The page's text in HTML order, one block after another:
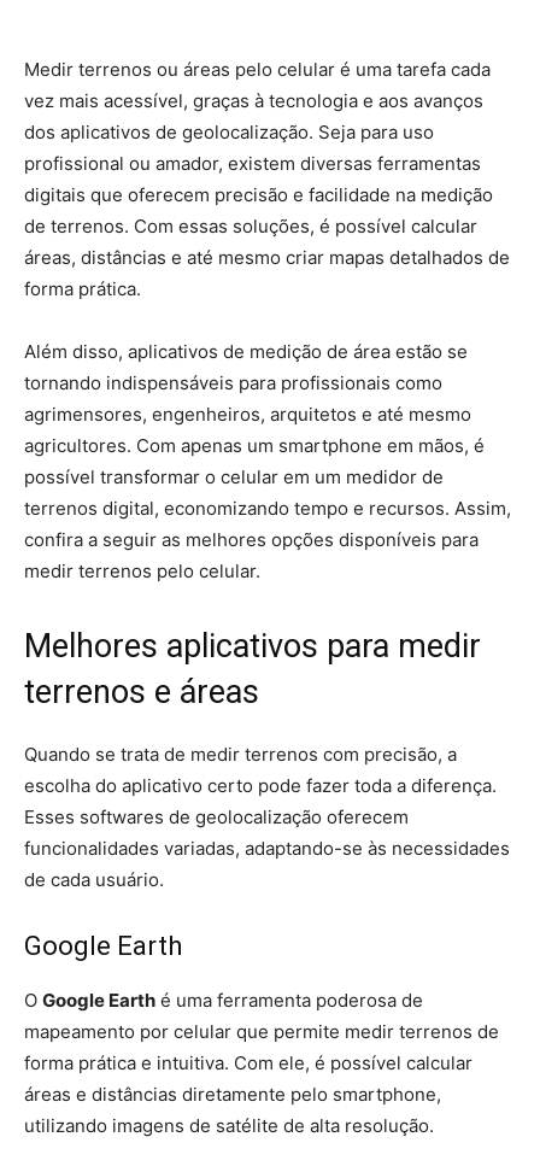
Medir terrenos ou áreas pelo celular é uma tarefa cada
vez mais acessível, graças à tecnologia e aos avanços
dos aplicativos de geolocalização. Seja para uso
profissional ou amador, existem diversas ferramentas
digitais que oferecem precisão e facilidade na medição
de terrenos. Com essas soluções, é possível calcular
áreas, distâncias e até mesmo criar mapas detalhados de
forma prática.
Além disso, aplicativos de medição de área estão se
tornando indispensáveis para profissionais como
agrimensores, engenheiros, arquitetos e até mesmo
agricultores. Com apenas um smartphone em mãos, é
possível transformar o celular em um medidor de
terrenos digital, economizando tempo e recursos. Assim,
confira a seguir as melhores opções disponíveis para
medir terrenos pelo celular.
Melhores aplicativos para medir
terrenos e áreas
Quando se trata de medir terrenos com precisão, a
escolha do aplicativo certo pode fazer toda a diferença.
Esses softwares de geolocalização oferecem
funcionalidades variadas, adaptando-se às necessidades
de cada usuário.
Google Earth
O Google Earth é uma ferramenta poderosa de
mapeamento por celular que permite medir terrenos de
forma prática e intuitiva. Com ele, é possível calcular
áreas e distâncias diretamente pelo smartphone,
utilizando imagens de satélite de alta resolução.